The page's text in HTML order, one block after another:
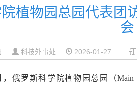
植物园总园代表团
会
科技外事处 2026-01-27
俄罗斯科学院植物园总园（Main